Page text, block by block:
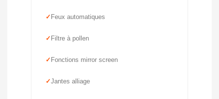
Feux automatiques
Filtre à pollen
Fonctions mirror screen
Jantes alliage